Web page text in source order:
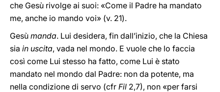
che Gesù rivolge ai suoi: «Come il Padre ha mandato
me, anche io mando voi» (v. 21).
Gesù manda. Lui desidera, fin dall’inizio, che la Chiesa
sia in uscita, vada nel mondo. E vuole che lo faccia
così come Lui stesso ha fatto, come Lui è stato
mandato nel mondo dal Padre: non da potente, ma
nella condizione di servo (cfr Fil 2,7), non «per farsi